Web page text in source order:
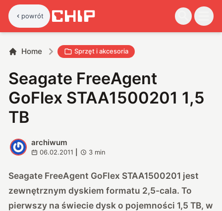
powrót
Home Sprzęt i akcesoria
Seagate FreeAgent
GoFlex STAA1500201 1,5
TB
A
archiwum
06.02.2011 3 min
Seagate FreeAgent GoFlex STAA1500201 jest
zewnętrznym dyskiem formatu 2,5-cala. To
pierwszy na świecie dysk o pojemności 1,5 TB, w